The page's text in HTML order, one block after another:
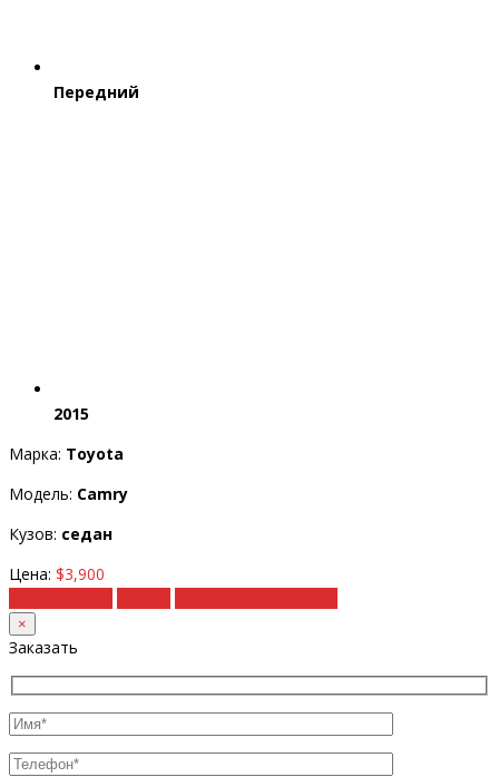
Передний
2015
Марка: Toyota
Модель: Camry
Кузов: седан
Цена: $3,900
×
Заказать